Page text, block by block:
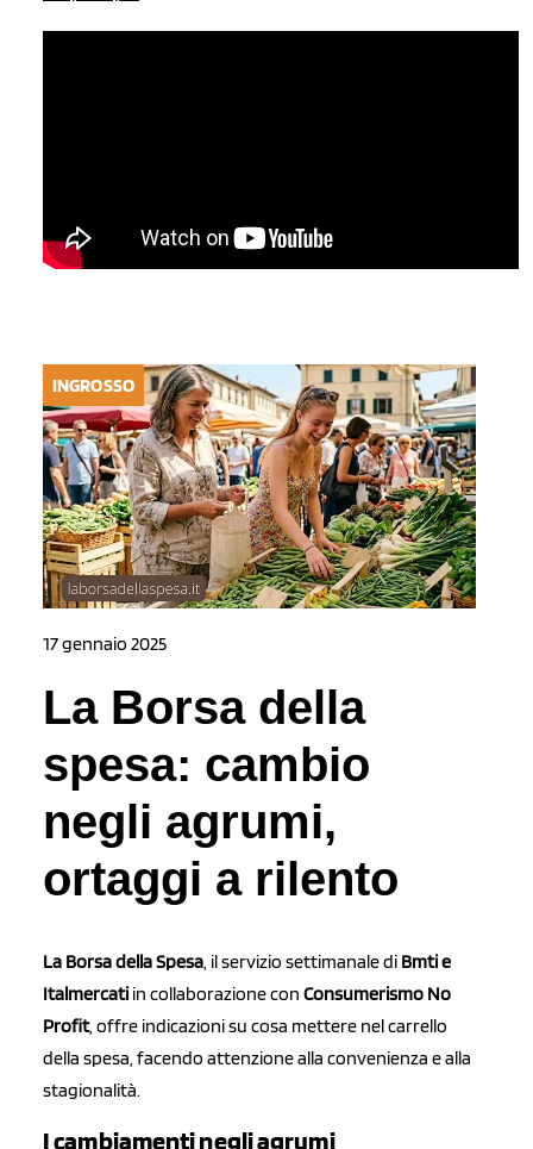
INGROSSO
17 gennaio 2025
La Borsa della
spesa: cambio
negli agrumi,
ortaggi a rilento
La Borsa della Spesa, il servizio settimanale di Bmti e
Italmercati in collaborazione con Consumerismo No
Profit, offre indicazioni su cosa mettere nel carrello
della spesa, facendo attenzione alla convenienza e alla
stagionalità.
I cambiamenti negli agrumi